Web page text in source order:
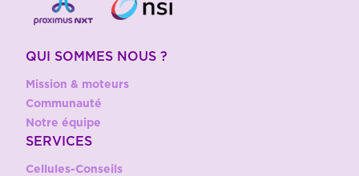
QUI SOMMES NOUS ?
Mission & moteurs
Communauté
Notre équipe
SERVICES
Cellules-Conseils